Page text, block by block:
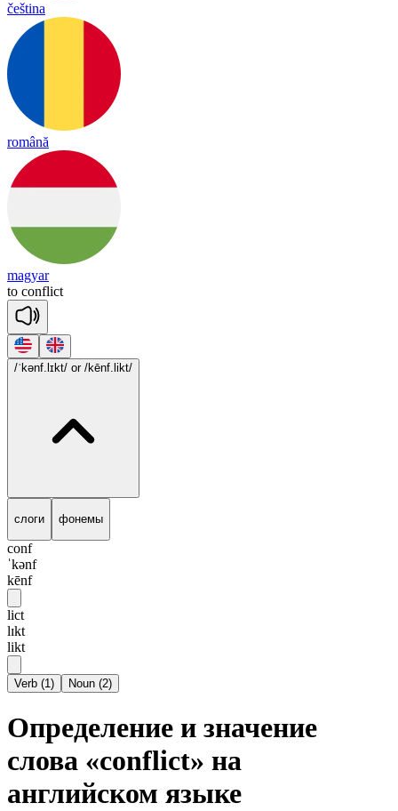
čeština
română
magyar
to conflict
/ˈkənf.lɪkt/ or /kēnf.likt/
слоги фонемы
conf
ˈkənf
kēnf
lict
lɪkt
likt
Verb (1) Noun (2)
Определение и значение
слова «conflict» на
английском языке